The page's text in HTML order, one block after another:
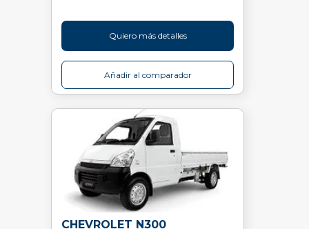
Quiero más detalles
Añadir al comparador
CHEVROLET N300